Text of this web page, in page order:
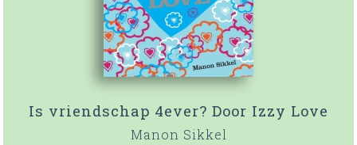
Is vriendschap 4ever? Door Izzy Love
Manon Sikkel